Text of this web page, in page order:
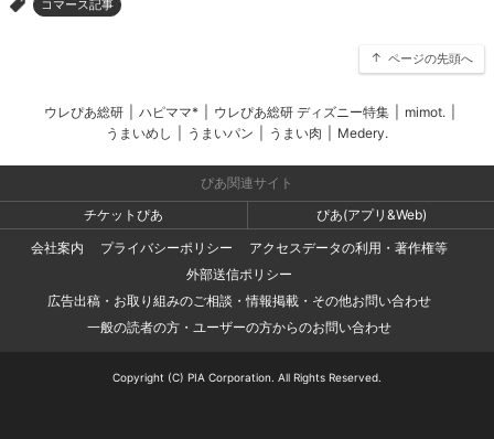
> コマース記事
ページの先頭へ
ウレぴあ総研 ハピママ* ウレぴあ総研 ディズニー特集 mimot.
うまいめし
うまいパン うまい肉 Medery.
ぴあ関連サイト
チケットぴあ
ぴあ(アプリ&Web)
会社案内
プライバシーポリシー
アクセスデータの利用・著作権等
外部送信ポリシー
広告出稿・お取り組みのご相談・情報掲載・その他お問い合わせ
一般の読者の方・ユーザーの方からのお問い合わせ
Copyright (C) PIA Corporation. All Rights Reserved.